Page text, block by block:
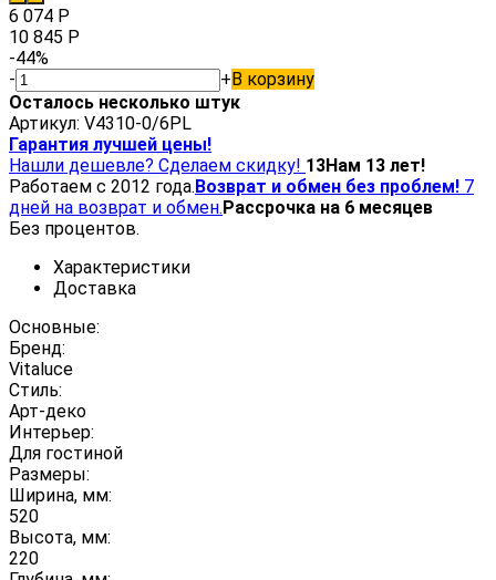
6 074 Р
10 845 Р
-44%
-
+В корзину
Осталось несколько штук
Артикул: V4310-0/6PL
Гарантия лучшей цены!
Нашли дешевле? Сделаем скидку! 13Нам 13 лет!
Работаем с 2012 года.Возврат и обмен без проблем! 7
дней на возврат и обмен.Рассрочка на 6 месяцев
Без процентов.
Характеристики
Доставка
Основные:
Бренд:
Vitaluce
Стиль:
Арт-деко
Интерьер:
Для гостиной
Размеры:
Ширина, мм:
520
Высота, мм:
220